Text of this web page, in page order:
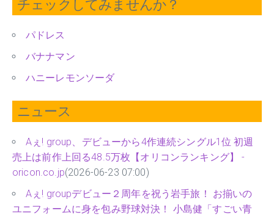
チェックしてみませんか？
パドレス
バナナマン
ハニーレモンソーダ
ニュース
Aぇ! group、デビューから4作連続シングル1位 初週
売上は前作上回る48.5万枚【オリコンランキング】 -
oricon.co.jp(2026-06-23 07:00)
Aぇ! groupデビュー２周年を祝う岩手旅！ お揃いの
ユニフォームに身を包み野球対決！ 小島健「すごい青